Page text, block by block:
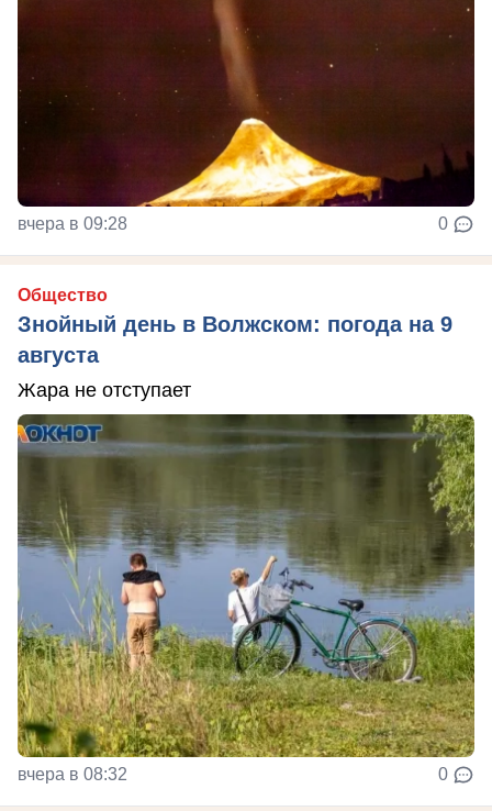
вчера в 09:28 0
Общество
Знойный день в Волжском: погода на 9
августа
Жара не отступает
вчера в 08:32 0